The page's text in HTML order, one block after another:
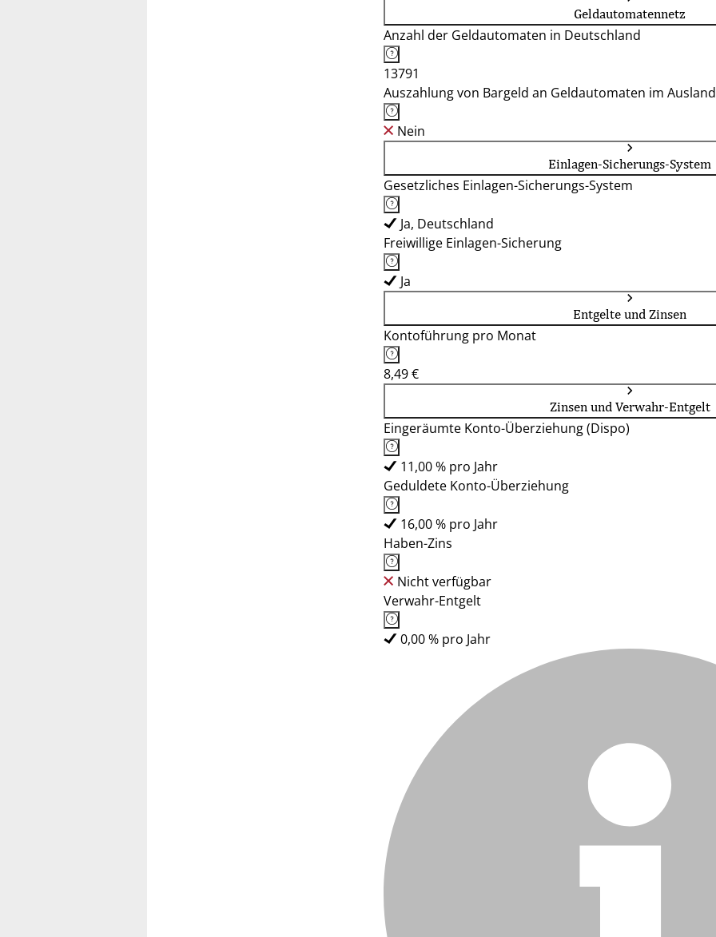
Geldautomatennetz
Anzahl der Geldautomaten in Deutschland
13791
Auszahlung von Bargeld an Geldautomaten im
Nein
Einlagen-Sicherungs-System
Gesetzliches Einlagen-Sicherungs-System
Ja, Deutschland
Freiwillige Einlagen-Sicherung
Ja
Entgelte und Zinsen
Kontoführung pro Monat
8,49 €
Zinsen und Verwahr-Entgelt
Eingeräumte Konto-Überziehung (Dispo)
11,00 % pro Jahr
Geduldete Konto-Überziehung
16,00 % pro Jahr
Haben-Zins
Nicht verfügbar
Verwahr-Entgelt
0,00 % pro Jahr